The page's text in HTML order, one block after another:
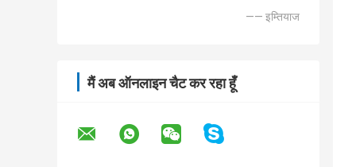
—— इम्तियाज
मैं अब ऑनलाइन चैट कर रहा हूँ